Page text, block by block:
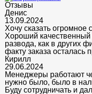
Отзывы
Денис
13.09.2024
Хочу сказать огромное
Хороший
развода, как в других
факту заказа осталась
Кирилл
29.06.2024
Менеджеры работают
нужно было, было в
Буду сотрудничать и